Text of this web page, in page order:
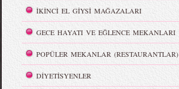
İKİNCİ EL GİYSİ MAĞAZALARI
GECE HAYATI VE EĞLENCE MEKANLARI
POPÜLER MEKANLAR (RESTAURANTLAR)
DİYETİSYENLER